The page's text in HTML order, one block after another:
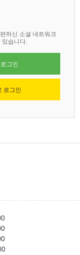
하신 소셜 네트워크
있습니다.
그인
로그인